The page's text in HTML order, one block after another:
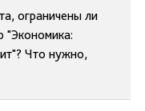
ограничены ли
"Экономика:
Что нужно,